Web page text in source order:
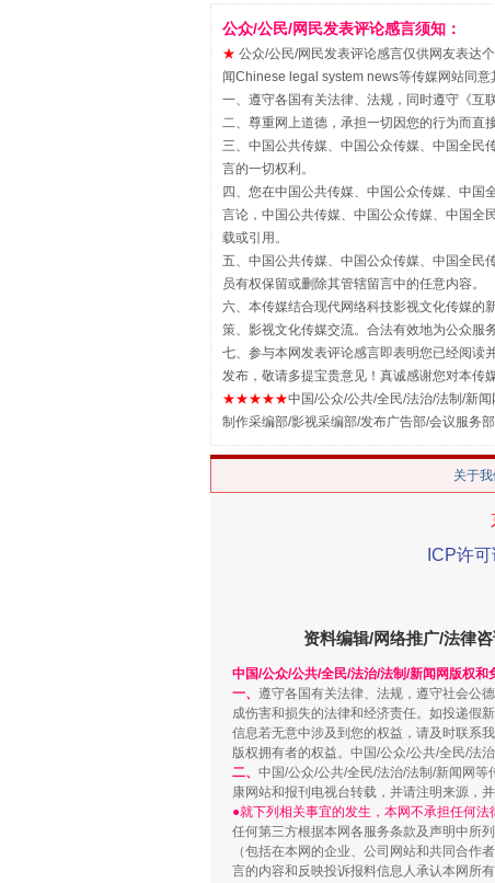
解纷+调解+退费，一次搞定
站台名比不上好声名
漫山遍野的桃花与雪山、麦地、白藏
公众/公民/网民发表评论感言须知：
★ 公众/公民/网民发表评论感言仅供网友表达
闻Chinese legal system news等传媒网站同意
一、遵守各国有关法律、法规，同时遵守《互
二、尊重网上道德，承担一切因您的行为而直
三、中国公共传媒、中国公众传媒、中国全
言的一切权利。
四、您在中国公共传媒、中国公众传媒、中
言论，中国公共传媒、中国公众传媒、中国
载或引用。
五、中国公共传媒、中国公众传媒、中国全
员有权保留或删除其管辖留言中的任意内容。
六、本传媒结合现代网络科技影视文化传媒的
策、影视文化传媒交流。合法有效地为公众服
七、参与本网发表评论感言即表明您已经阅读
发布，敬请多提宝贵意见！真诚感谢您对本传
★★★★★中国/公众/公共/全民/法治/法制/新
制作采编部/影视采编部/发布广告部/会议服务部
关于我
ICP许
资料编辑/网络推广/法律咨
中国/公众/公共/全民/法治/法制/新闻网版权和
一、 遵守各国有关法律、法规，遵守社会公
成伤害和损失的法律和经济责任。如投递假
信息若无意中涉及到您的权益，请及时联系
版权拥有者的权益。中国/公众/公共/全民/法
二、 中国/公众/公共/全民/法治/法制/新闻网
康网站和报刊电视台转载，并请注明来源，并
●就下列相关事宜的发生，本网不承担任何
任何第三方根据本网各服务条款及声明中所
（包括在本网的企业、公司网站和共同合作
言的内容和反映投诉报料信息人承认本网所